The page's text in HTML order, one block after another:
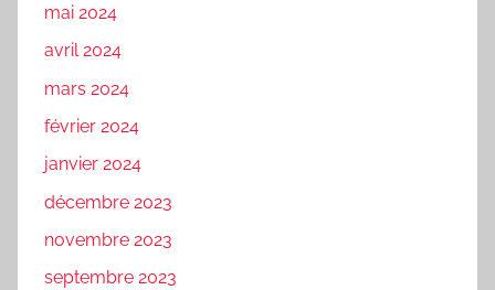
mai 2024
avril 2024
mars 2024
février 2024
janvier 2024
décembre 2023
novembre 2023
septembre 2023